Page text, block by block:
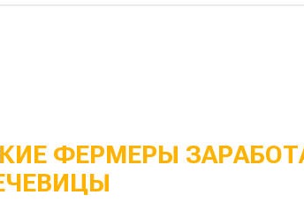
ФЕРМЕРЫ